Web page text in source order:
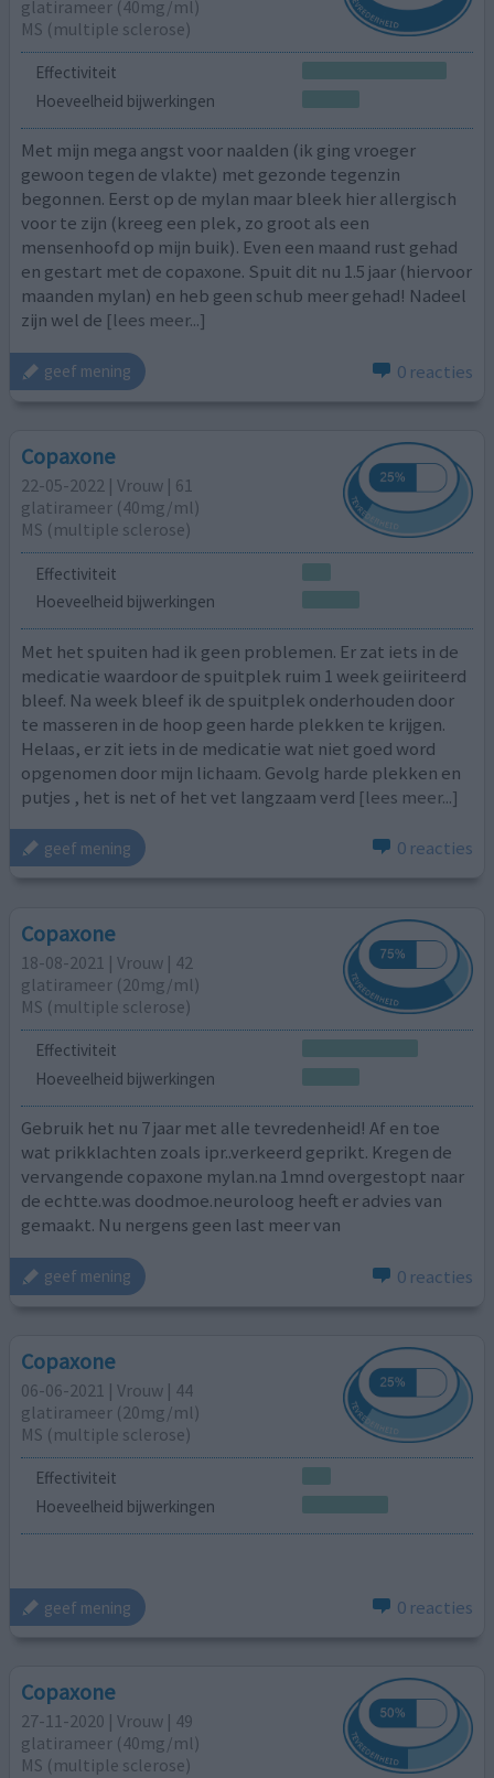
glatirameer (40mg/ml)
MS (multiple sclerose)
Effectiviteit
Hoeveelheid bijwerkingen
Met mijn mega angst voor naalden (ik ging vroeger
gewoon tegen de vlakte) met gezonde tegenzin
begonnen. Eerst op de mylan maar bleek hier allergisch
voor te zijn (kreeg een plek, zo groot als een
mensenhoofd op mijn buik). Even een maand rust gehad
en gestart met de copaxone. Spuit dit nu 1.5 jaar (hiervoor
maanden mylan) en heb geen schub meer gehad! Nadeel
zijn wel de [lees meer...]
geef mening 0 reacties
Copaxone
22-05-2022 | Vrouw | 61
glatirameer (40mg/ml)
MS (multiple sclerose)
Effectiviteit
Hoeveelheid bijwerkingen
Met het spuiten had ik geen problemen. Er zat iets in de
medicatie waardoor de spuitplek ruim 1 week geiiriteerd
bleef. Na week bleef ik de spuitplek onderhouden door
te masseren in de hoop geen harde plekken te krijgen.
Helaas, er zit iets in de medicatie wat niet goed word
opgenomen door mijn lichaam. Gevolg harde plekken en
putjes , het is net of het vet langzaam verd [lees meer...]
geef mening 0 reacties
Copaxone
18-08-2021 | Vrouw | 42
glatirameer (20mg/ml)
MS (multiple sclerose)
Effectiviteit
Hoeveelheid bijwerkingen
Gebruik het nu 7 jaar met alle tevredenheid! Af en toe
wat prikklachten zoals ipr..verkeerd geprikt. Kregen de
vervangende copaxone mylan.na 1mnd overgestopt naar
de echtte.was doodmoe.neuroloog heeft er advies van
gemaakt. Nu nergens geen last meer van
geef mening 0 reacties
Copaxone
06-06-2021 | Vrouw | 44
glatirameer (20mg/ml)
MS (multiple sclerose)
Effectiviteit
Hoeveelheid bijwerkingen
geef mening 0 reacties
Copaxone
27-11-2020 | Vrouw | 49
glatirameer (40mg/ml)
MS (multiple sclerose)